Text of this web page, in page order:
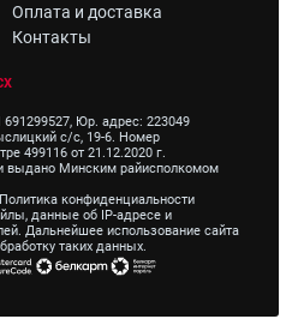
Оплата и доставка
Контакты
Юр. адрес: 223049
с/с, 19-6. Номер
499116 от 21.12.2020 г.
выдано Минским райисполкомом
Политика конфиденциальности
данные об IP-адресе и
Дальнейшее использование сайта
таких данных.